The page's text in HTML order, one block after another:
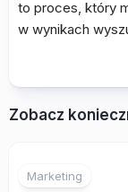
to proces, który
w wynikach
Zobacz
Marketing